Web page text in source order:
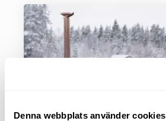
Denna webbplats använder cookies